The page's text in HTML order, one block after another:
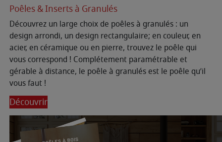
Poêles & Inserts à Granulés
Découvrez un large choix de poêles à granulés : un
design arrondi, un design rectangulaire; en couleur, en
acier, en céramique ou en pierre, trouvez le poêle qui
vous correspond ! Complétement paramétrable et
gérable à distance, le poêle à granulés est le poêle qu’il
vous faut !
Découvrir